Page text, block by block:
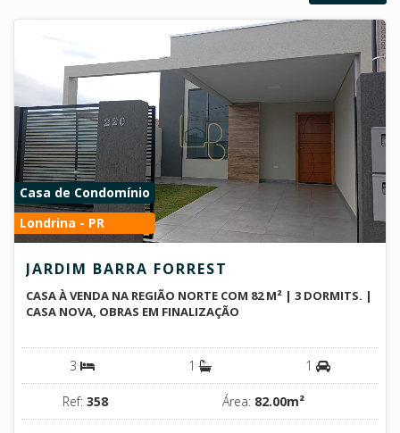
Casa de Condomínio
Londrina - PR
JARDIM BARRA FORREST
CASA À VENDA NA REGIÃO NORTE COM 82 M² | 3 DORMITS. |
CASA NOVA, OBRAS EM FINALIZAÇÃO
3 1 1
Ref: 358 Área: 82.00m²